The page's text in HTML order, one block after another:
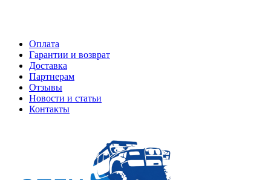
Оплата
Гарантии и возврат
Доставка
Партнерам
Отзывы
Новости и статьи
Контакты